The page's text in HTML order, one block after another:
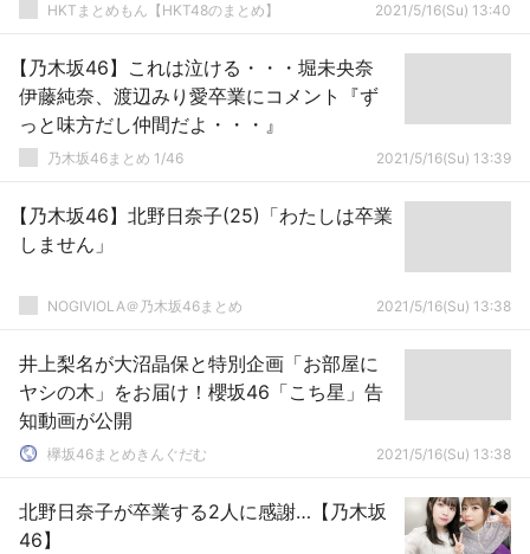
HKTまとめもん【HKT48のまとめ】 2021/5/16(Su) 13:40
【乃木坂46】これは泣ける・・・堀未央奈
伊藤純奈、渡辺みり愛卒業にコメント『ず
っと味方だし仲間だよ・・・』
乃木坂46まとめ 1/46 2021/5/16(Su) 13:39
【乃木坂46】北野日奈子(25)「わたしは卒業
しません」
NOGIVIOLA＠乃木坂46まとめ 2021/5/16(Su) 13:38
井上梨名が大沼晶保と特別企画「お部屋に
ヤシの木」をお届け！櫻坂46「こち星」告
知動画が公開
欅坂46まとめきんぐだむ 2021/5/16(Su) 13:38
北野日奈子が卒業する2人に感謝…【乃木坂
46】